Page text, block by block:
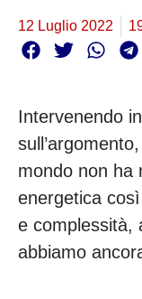
12 Luglio 2022
Intervenendo
mondo non ha
energetica
e complessità,
abbiamo